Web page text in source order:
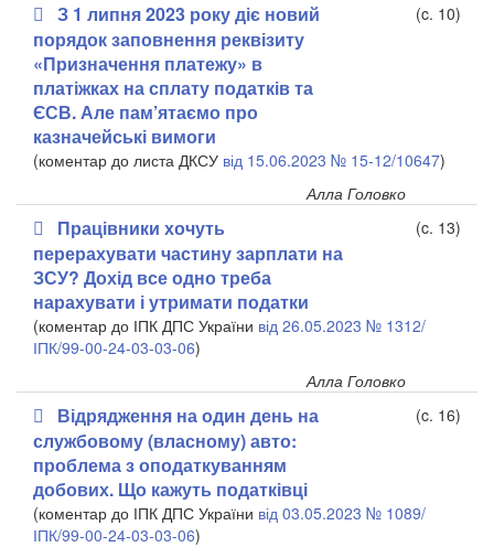
З 1 липня 2023 року діє новий
порядок заповнення реквізиту
«Призначення платежу» в
платіжках на сплату податків та
ЄСВ. Але пам’ятаємо про
казначейські вимоги
(c. 10)
(коментар до листа ДКСУ від 15.06.2023 № 15-12/10647)
Алла Головко
Працівники хочуть
перерахувати частину зарплати на
ЗСУ? Дохід все одно треба
нарахувати і утримати податки
(c. 13)
(коментар до ІПК ДПС України від 26.05.2023 № 1312/
ІПК/99-00-24-03-03-06)
Алла Головко
Відрядження на один день на
службовому (власному) авто:
проблема з оподаткуванням
добових. Що кажуть податківці
(c. 16)
(коментар до ІПК ДПС України від 03.05.2023 № 1089/
ІПК/99-00-24-03-03-06)